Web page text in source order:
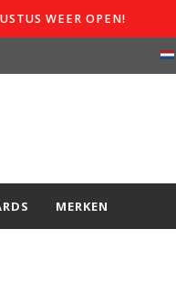
WEER OPEN!
MERKEN